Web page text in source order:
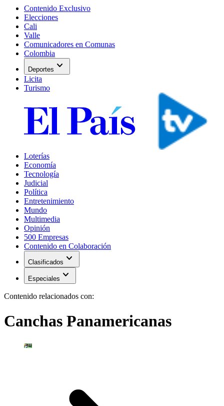
Contenido Exclusivo
Elecciones
Cali
Valle
Comunicadores en Comunas
Colombia
Deportes expand_more
Licita
Turismo
Loterías
Economía
Tecnología
Judicial
Política
Entretenimiento
Mundo
Multimedia
Opinión
500 Empresas
Contenido en Colaboración
Clasificados expand_more
Especiales expand_more
Contenido relacionados con:
Canchas Panamericanas